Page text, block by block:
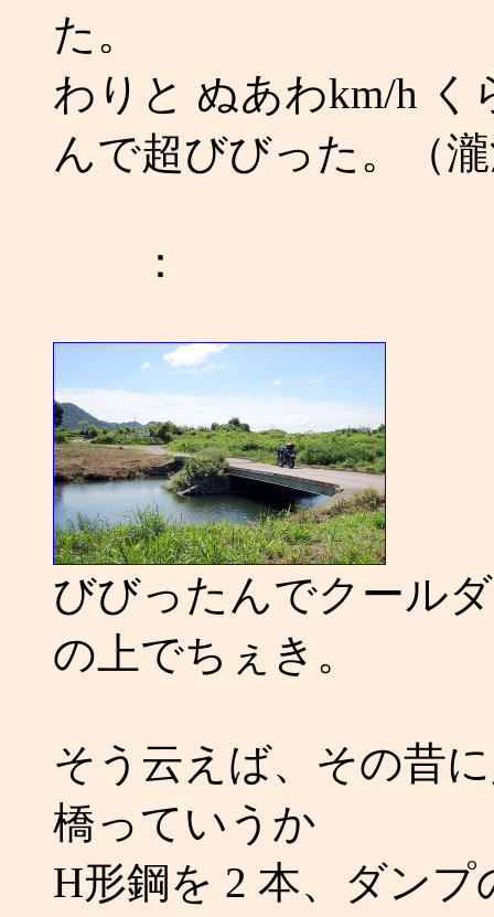
た。
わりと ぬあわkm/h
んで超びびった。（
：
びびったんでクール
の上でちぇき。
そう云えば、その昔
橋っていうか
H形鋼を 2 本、ダン